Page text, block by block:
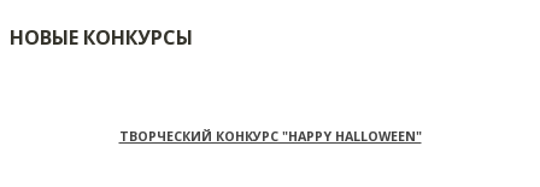
НОВЫЕ КОНКУРСЫ
ТВОРЧЕСКИЙ КОНКУРС "HAPPY HALLOWEEN"